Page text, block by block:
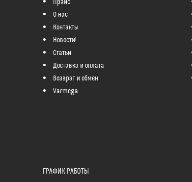
Прайс
О нас
Контакты
Новости!
Статьи
Доставка и оплата
Возврат и обмен
Varmega
ГРАФИК РАБОТЫ